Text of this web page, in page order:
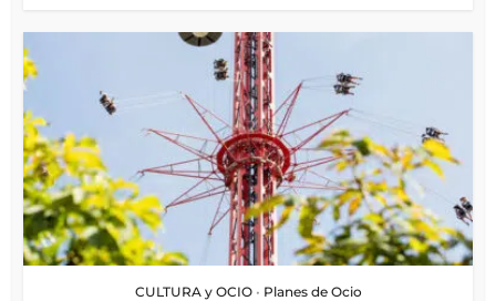
CULTURA y OCIO • Planes de Ocio